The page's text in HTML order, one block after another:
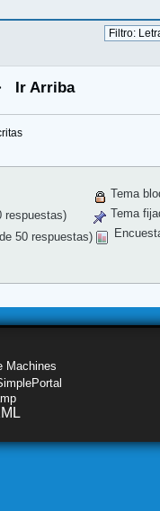
Ir Arriba
respuestas)
50 respuestas)
Tema
Tema
Machines